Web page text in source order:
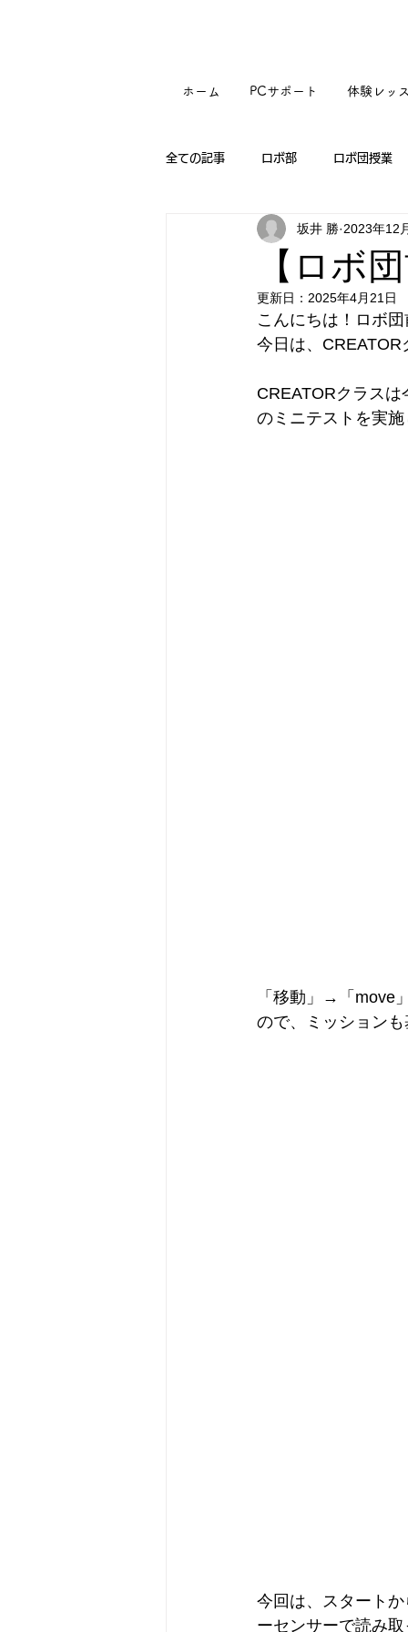
ホーム PCサポート 体験レッ
全ての記事 ロボ部 ロボ団授業
【ロボ
坂井 勝 2023年12
更新日： 2025年4月21日
こんにちは！ロボ
今日は、
CREATORクラス
のミニテストを実
「移動」→「move
ので、ミッション
今回は、スタート
ーセンサーで読み